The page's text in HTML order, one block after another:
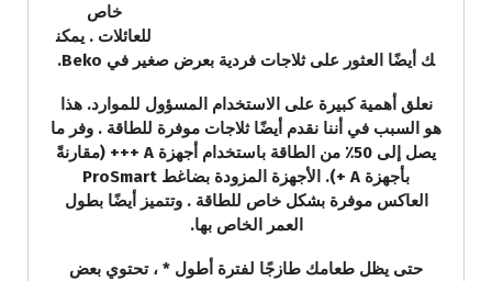
خاص
للعائلات . يمكن
ك أيضًا العثور على ثلاجات فردية بعرض صغير في Beko.
نعلق أهمية كبيرة على الاستخدام المسؤول للموارد. هذا
هو السبب في أننا نقدم أيضًا ثلاجات موفرة للطاقة . وفر ما
يصل إلى 50٪ من الطاقة باستخدام أجهزة A +++ (مقارنةً
بأجهزة A +). الأجهزة المزودة بضاغط ProSmart
العاكس موفرة بشكل خاص للطاقة . وتتميز أيضًا بطول
العمر الخاص بها.
حتى يظل طعامك طازجًا لفترة أطول * ، تحتوي بعض